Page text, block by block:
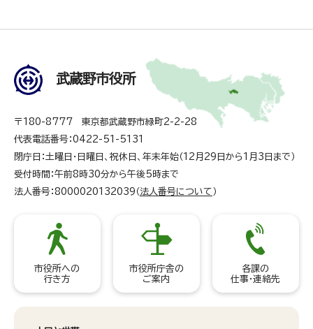
武蔵野市役所
〒180-8777 東京都武蔵野市緑町2-2-28
代表電話番号：0422-51-5131
閉庁日：土曜日・日曜日、祝休日、年末年始（12月29日から1月3日まで）
受付時間：午前8時30分から午後5時まで
法人番号：8000020132039（ 法人番号について ）
市役所への
行き方
市役所庁舎の
ご案内
各課の
仕事・連絡先